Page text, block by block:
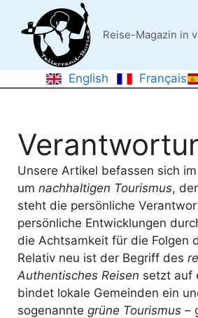
Inhalt
springen
Reise-Magazin in
English Français
Unsere Artikel befassen sich
um nachhaltigen Tourismus,
steht die persönliche
persönliche Entwicklungen
die Achtsamkeit für die Folgen
Relativ neu ist der Begriff des
Authentisches Reisen setzt auf
bindet lokale Gemeinden ein
sogenannte grüne Tourismus –